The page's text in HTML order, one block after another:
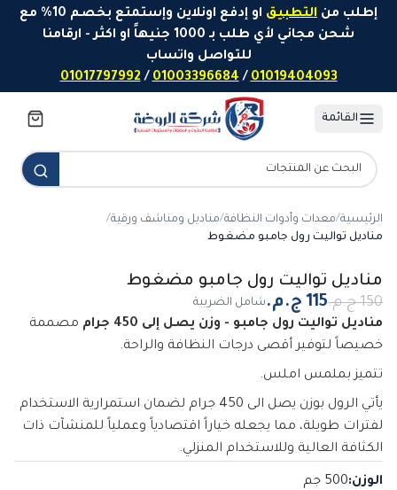
تخطَّ إلى المحتوى
إطلب من التطبيق
او إدفع اونلاين وإستمتع بخصم 10% مع
شحن مجاني لأي طلب بـ 1000 جنيهاً او اكثر - ارقامنا
للتواصل واتساب
01019404093
/
01003396684
/
01017797992
القائمة
الرئيسية/معدات وأدوات النظافة/مناديل ومناشف ورقية/
مناديل تواليت رول جامبو مضغوط
مناديل تواليت رول جامبو مضغوط
شامل الضريبة
مناديل تواليت رول جامبو - وزن يصل إلى 450 جرام
مصممة
خصيصاً لتوفير أقصى درجات النظافة والراحة.
تتميز بملمس املس.
يأتي الرول بوزن يصل الى 450 جرام لضمان استمرارية الاستخدام
لفترات طويلة، مما يجعله خياراً اقتصادياً وعملياً للمنشآت ذات
الكثافة العالية وللاستخدام المنزلي.
الوزن:500 جم